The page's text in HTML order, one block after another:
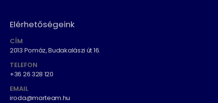
Elérhetőségeink
CÍM
2013 Pomáz, Budakalászi út 16.
TELEFON
+36 26 328 120
EMAIL
iroda@marteam.hu